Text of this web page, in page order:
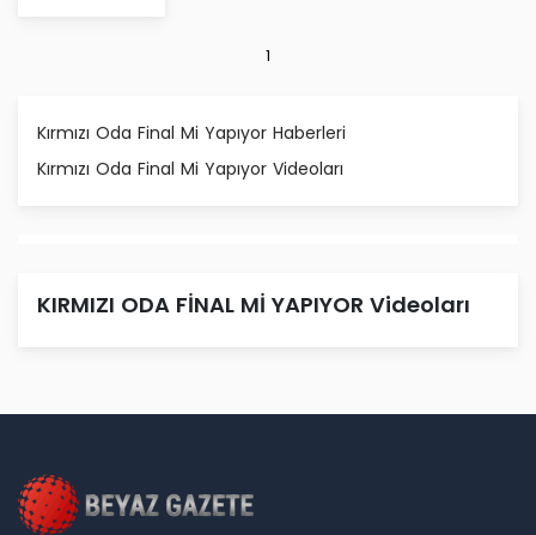
1
Kırmızı Oda Final Mi Yapıyor Haberleri
Kırmızı Oda Final Mi Yapıyor Videoları
KIRMIZI ODA FİNAL Mİ YAPIYOR Videoları